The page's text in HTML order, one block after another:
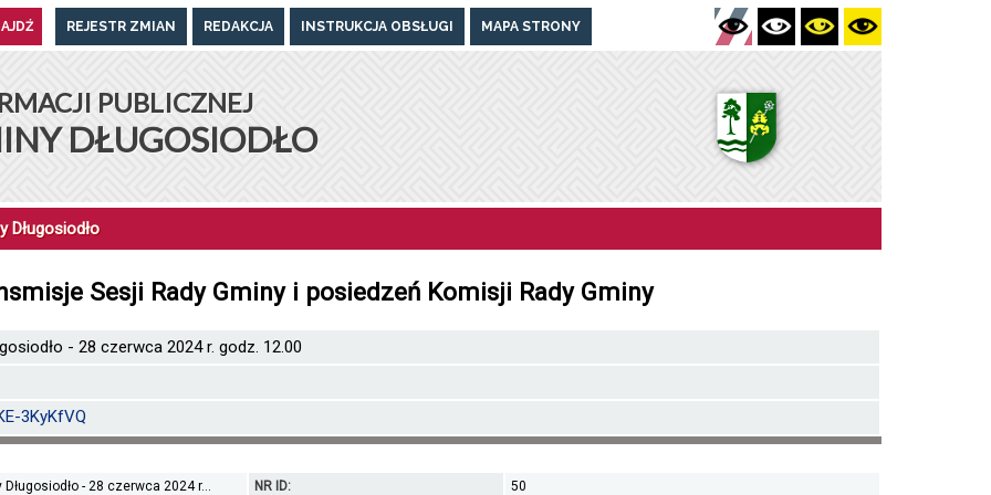
REJESTR ZMIAN REDAKCJA INSTRUKCJA OBSŁUGI MAPA STRONY
PUBLICZNEJ
DŁUGOSIODŁO
Długosiodło
Sesji Rady Gminy i posiedzeń Komisji Rady Gminy
- 28 czerwca 2024 r. godz. 12.00
3KyKfVQ
Długosiodło - 28 czerwca 2024 r... NR ID:
50